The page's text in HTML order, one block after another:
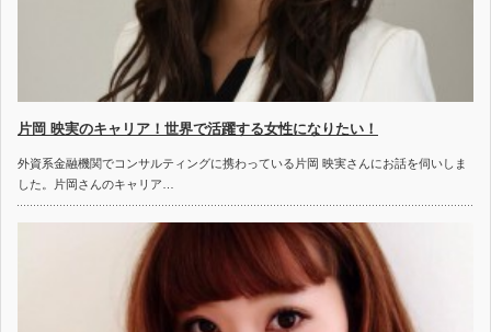
片岡 映実のキャリア！世界で活躍する女性になりたい！
外資系金融機関でコンサルティングに携わっている片岡 映実さんにお話を伺いしま
した。片岡さんのキャリア…